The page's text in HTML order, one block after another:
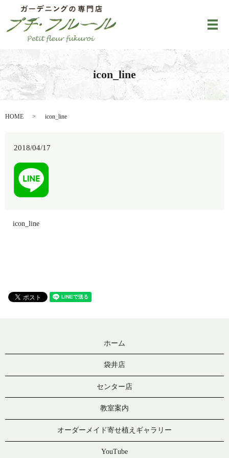
メ
icon_line
HOME icon_line
2018/04/17
icon_line
ホーム
袋井店
センター店
教室案内
オーダーメイド寄せ植えギャラリー
YouTube